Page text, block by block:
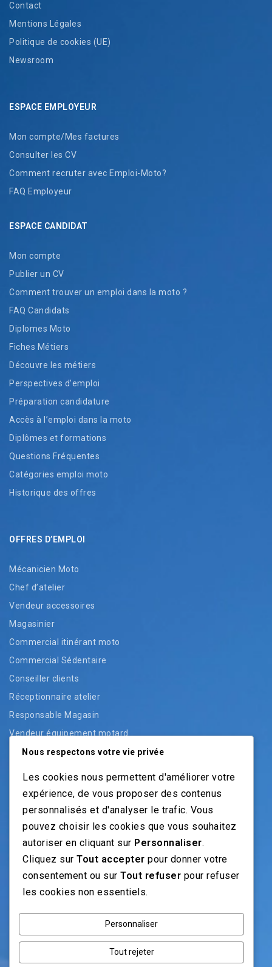
Contact
Mentions Légales
Politique de cookies (UE)
Newsroom
ESPACE EMPLOYEUR
Mon compte/Mes factures
Consulter les CV
Comment recruter avec Emploi-Moto?
FAQ Employeur
ESPACE CANDIDAT
Mon compte
Publier un CV
Comment trouver un emploi dans la moto ?
FAQ Candidats
Diplomes Moto
Fiches Métiers
Découvre les métiers
Perspectives d’emploi
Préparation candidature
Accès à l’emploi dans la moto
Diplômes et formations
Questions Fréquentes
Catégories emploi moto
Historique des offres
OFFRES D’EMPLOI
Mécanicien Moto
Chef d’atelier
Vendeur accessoires
Magasinier
Commercial itinérant moto
Commercial Sédentaire
Conseiller clients
Réceptionnaire atelier
Responsable Magasin
Vendeur équipement motard
Vendeur pièces
Vendeur véhicules occasion
NOS GUIDES
Recrutement moto: Le guide pour recruteurs
NOS RÉSEAUX
Nous respectons votre vie privée
Les cookies nous permettent d'améliorer votre
expérience, de vous proposer des contenus
personnalisés et d'analyser le trafic. Vous
pouvez choisir les cookies que vous souhaitez
autoriser en cliquant sur Personnaliser.
Cliquez sur Tout accepter pour donner votre
consentement ou sur Tout refuser pour refuser
les cookies non essentiels.
Personnaliser
Tout rejeter